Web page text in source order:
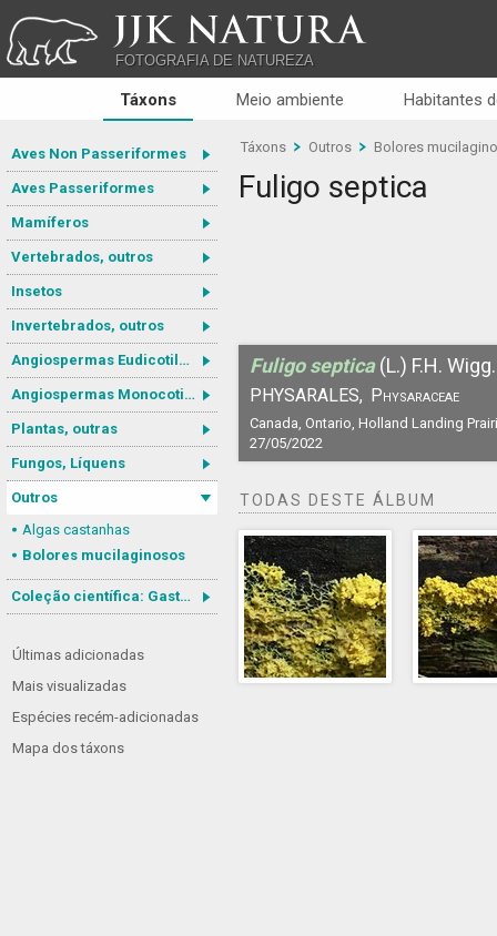
JJK NATURA
FOTOGRAFIA DE NATUREZA
Táxons Meio ambiente Habitantes
Aves Non Passeriformes
Aves Passeriformes
Mamíferos
Vertebrados, outros
Insetos
Invertebrados, outros
Angiospermas Eudicotiledôneas
Angiospermas Monocotiledôneas
Plantas, outras
Fungos, Líquens
Outros
Algas castanhas
Bolores mucilaginosos
Coleção científica: Gastrotricha
Últimas adicionadas
Mais visualizadas
Espécies recém-adicionadas
Mapa dos táxons
Táxons Outros Bolores
Fuligo septica
Fuligo septica (L.) F.H. Wigg.
PHYSARALES, Physaraceae
Canada, Ontario, Holland Landing
27/05/2022
TODAS DESTE ÁLBUM